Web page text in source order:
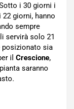
i 30 giorni i
giorni, hanno
sempre
servirà solo 21
posizionato sia
il Crescione,
saranno